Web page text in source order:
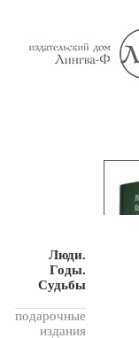
Люди.
Годы.
Судьбы
подарочные
издания